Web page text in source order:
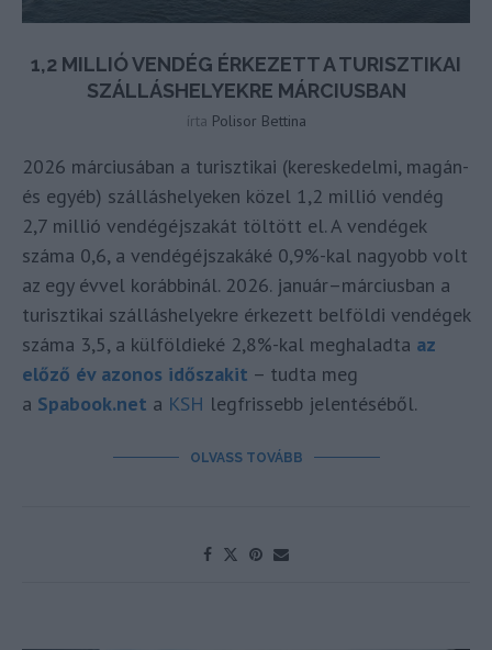
1,2 MILLIÓ VENDÉG ÉRKEZETT A TURISZTIKAI
SZÁLLÁSHELYEKRE MÁRCIUSBAN
írta Polisor Bettina
2026 márciusában a turisztikai (kereskedelmi, magán-
és egyéb) szálláshelyeken közel 1,2 millió vendég
2,7 millió vendégéjszakát töltött el. A vendégek
száma 0,6, a vendégéjszakáké 0,9%-kal nagyobb volt
az egy évvel korábbinál. 2026. január–márciusban a
turisztikai szálláshelyekre érkezett belföldi vendégek
száma 3,5, a külföldieké 2,8%-kal meghaladta az
előző év azonos időszakit – tudta meg
a Spabook.net a KSH legfrissebb jelentéséből.
OLVASS TOVÁBB